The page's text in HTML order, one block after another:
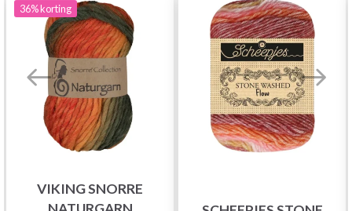
36%korting
VIKING SNORRE